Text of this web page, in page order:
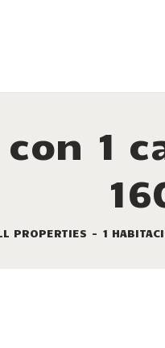
1
PROPERTIES 1
LOS SITIOS
TURISMO
EL PLANO
CAMPING